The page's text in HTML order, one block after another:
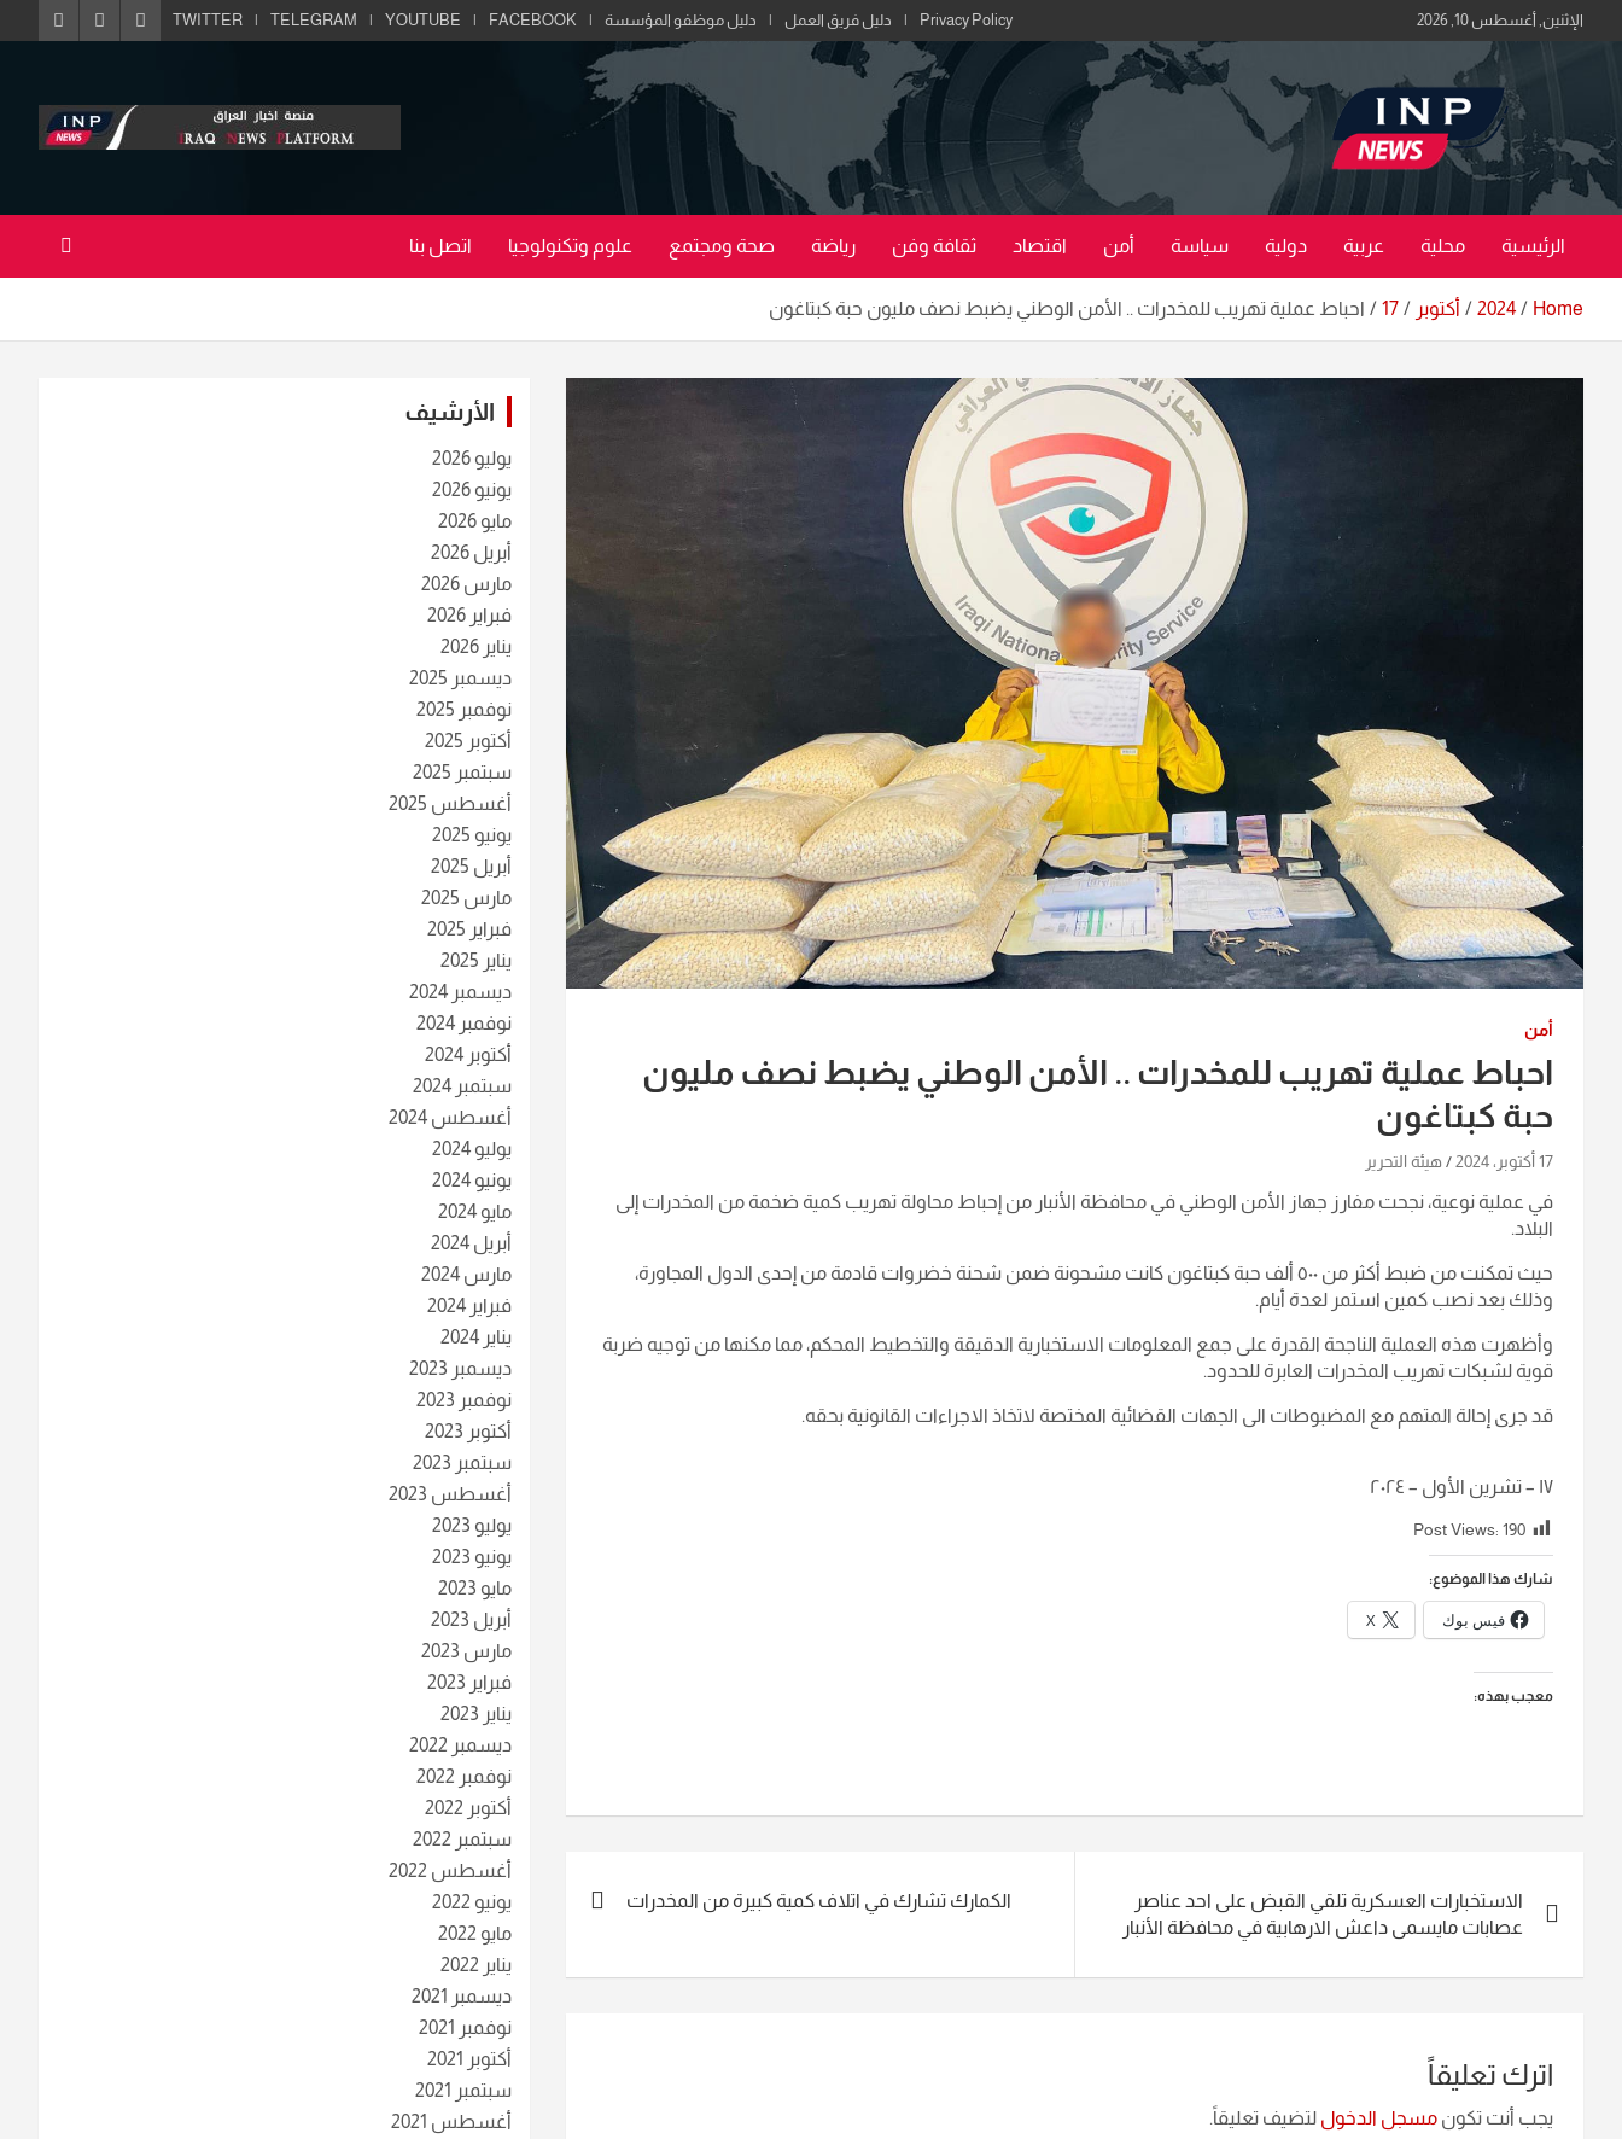
الإثنين, أغسطس 10, 2026 Privacy Policy دليل فريق العمل دليل موظفو المؤسسة FACEBOOK
YOUTUBE
TELEGRAM
TWITTER
منصة اخبار العراق
اكبر منصة خبرية في العراق | #الحقيقة_اولاً
الرئيسية محلية عربية دولية سياسة أمن اقتصاد ثقافة وفن رياضة صحة ومجتمع علوم وتكنولوجيا اتصل بنا
Home
2024 أكتوبر 17 احباط عملية تهريب للمخدرات .. الأمن الوطني يضبط نصف مليون حبة كبتاغون
أمن
احباط عملية تهريب للمخدرات .. الأمن الوطني يضبط نصف مليون
حبة كبتاغون
17 أكتوبر، 2024 هيئة التحرير
في عملية نوعية، نجحت مفارز جهاز الأمن الوطني في محافظة الأنبار من إحباط محاولة تهريب كمية ضخمة من المخدرات إلى
البلاد.
حيث تمكنت من ضبط أكثر من ٥٠٠ ألف حبة كبتاغون كانت مشحونة ضمن شحنة خضروات قادمة من إحدى الدول المجاورة،
وذلك بعد نصب كمين استمر لعدة أيام.
وأظهرت هذه العملية الناجحة القدرة على جمع المعلومات الاستخبارية الدقيقة والتخطيط المحكم، مما مكنها من توجيه ضربة
قوية لشبكات تهريب المخدرات العابرة للحدود.
قد جرى إحالة المتهم مع المضبوطات الى الجهات القضائية المختصة لاتخاذ الاجراءات القانونية بحقه.
١٧ – تشرين الأول – ٢٠٢٤
Post Views: 190
شارك هذا الموضوع:
فيس بوك X
معجب بهذه:
المقالات
الاستخبارات العسكرية تلقي القبض على احد عناصر
عصابات مايسمى داعش الارهابية في محافظة الأنبار
الكمارك تشارك في اتلاف كمية كبيرة من المخدرات
اترك تعليقاً
يجب أنت تكون مسجل الدخول لتضيف تعليقاً.
الأرشيف
يوليو 2026
يونيو 2026
مايو 2026
أبريل 2026
مارس 2026
فبراير 2026
يناير 2026
ديسمبر 2025
نوفمبر 2025
أكتوبر 2025
سبتمبر 2025
أغسطس 2025
يونيو 2025
أبريل 2025
مارس 2025
فبراير 2025
يناير 2025
ديسمبر 2024
نوفمبر 2024
أكتوبر 2024
سبتمبر 2024
أغسطس 2024
يوليو 2024
يونيو 2024
مايو 2024
أبريل 2024
مارس 2024
فبراير 2024
يناير 2024
ديسمبر 2023
نوفمبر 2023
أكتوبر 2023
سبتمبر 2023
أغسطس 2023
يوليو 2023
يونيو 2023
مايو 2023
أبريل 2023
مارس 2023
فبراير 2023
يناير 2023
ديسمبر 2022
نوفمبر 2022
أكتوبر 2022
سبتمبر 2022
أغسطس 2022
يونيو 2022
مايو 2022
يناير 2022
ديسمبر 2021
نوفمبر 2021
أكتوبر 2021
سبتمبر 2021
أغسطس 2021